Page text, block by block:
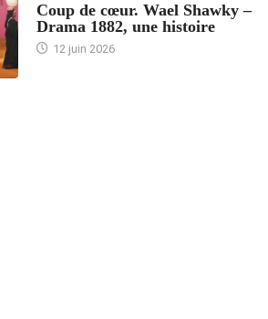
Coup de cœur. Wael Shawky –
Drama 1882, une histoire
12 juin 2026